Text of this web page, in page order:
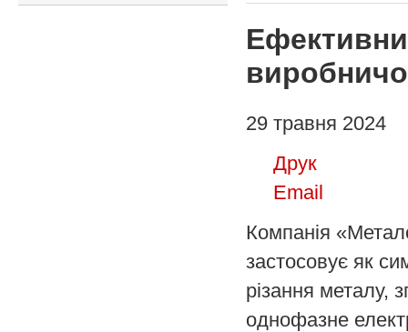
29 травня 2024
Друк
Email
Компанія
застосовує як
різання металу,
однофазне